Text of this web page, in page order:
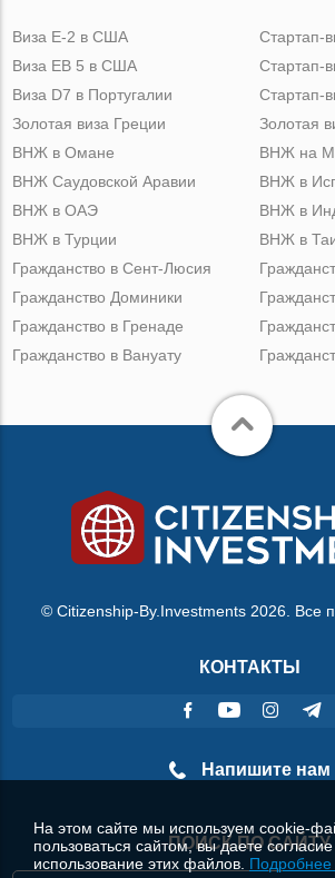
Виза Е-2 в США
Виза ЕВ 5 в США
Виза D7 в Португалии
Золотая виза Греции
Стартап-
Стартап-
Стартап-
Золотая
ВНЖ в Омане
ВНЖ Саудовской Аравии
ВНЖ в ОАЭ
ВНЖ в Турции
ВНЖ на
ВНЖ в
ВНЖ в
ВНЖ в
Гражданство в Сент-Люсия
Гражданство Доминики
Гражданство в Гренаде
Гражданство в Вануату
© Citizenship-By.Investments 2026. Все
КОНТАКТЫ
Напишите нам
ПОИСК ПО САЙТУ
На этом сайте мы используем cookie-
пользоваться сайтом, вы даете
использование этих файлов. Подробнее